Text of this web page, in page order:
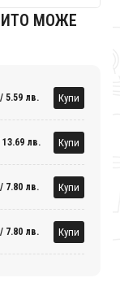
МОЖЕ
5.59 лв. Купи
13.69 лв. Купи
7.80 лв. Купи
7.80 лв. Купи